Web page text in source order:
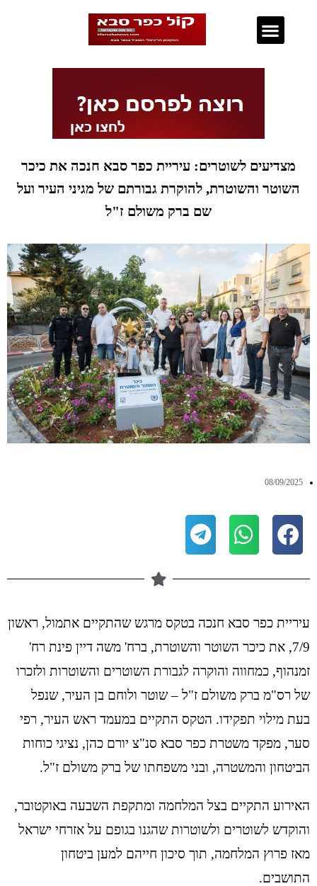
מצדיעים לשוטרים: עיריית כפר סבא חנכה את כיכר
השוטר והשוטרת, להוקרת גבורתם של מגיני העיר ועל
שם ברק משולם ז"ל
08/09/2025
עיריית כפר סבא חנכה בטקס מרגש שהתקיים אתמול, ראשון
7/9, את כיכר השוטר והשוטרת, ברח' משה דיין פינת רח'
זמנהוף, כמחווה והוקרה לגבורת השוטרים והשוטרות ולזכרו
של רס"מ ברק משולם ז"ל – שוטר ולוחם בן העיר, שנפל
בעת מילוי תפקידו. הטקס התקיים במעמד ראש העיר, רפי
סער, מפקד משטרת כפר סבא סנ"צ יורם כהן, נציגי כוחות
הביטחון והמשטרה, ובני משפחתו של ברק משולם ז"ל.
האירוע התקיים בצל המלחמה ומתקפת השבעה באוקטובר,
והוקדש לשוטרים ולשוטרות שהגנו בגופם על אזרחי ישראל
מאז פרוץ המלחמה, תוך סיכון חייהם למען ביטחון
התושבים.